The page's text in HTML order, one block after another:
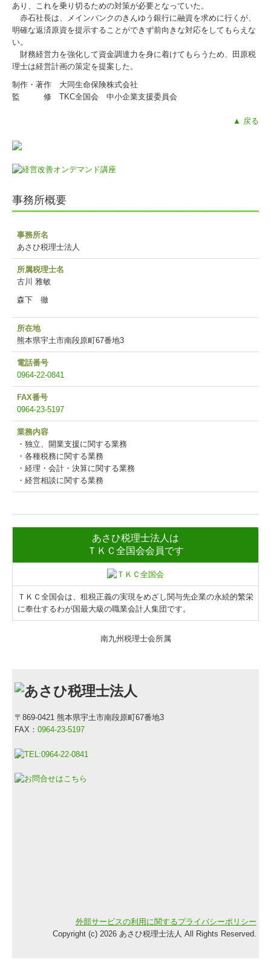
事務所概要
事務所名
あさひ税理士法人
所属税理士名
古川 雅敏
森下 徹
所在地
熊本県宇土市南段原町67番地3
電話番号
0964-22-0841
FAX番号
0964-23-5197
業務内容
・独立、開業支援に関する業務
・各種税務に関する業務
・経理・会計・決算に関する業務
・経営相談に関する業務
あさひ税理士法人は
ＴＫＣ全国会会員です
ＴＫＣ全国会は、租税正義の実現をめざし関与先企業の永続的繁栄
に奉仕するわが国最大級の職業会計人集団です。
南九州税理士会所属
あり、これを乗り切るための対策が必要となっていた。
赤石社長は、メインバンクのきんゆう銀行に融資を求めに行くが、
明確な返済原資を提示することができず前向きな対応をしてもらえな
い。
財務経営力を強化して資金調達力を身に着けてもらうため、田原税
理士は経営計画の策定を提案した。
制作・著作 大同生命保険株式会社
監 修 TKC全国会 中小企業支援委員会
▲ 戻る
〒869-0421 熊本県宇土市南段原町67番地3
FAX：0964-23-5197
外部サービスの利用に関するプライバシーポリシー
Copyright (c) 2026 あさひ税理士法人 All Rights Reserved.